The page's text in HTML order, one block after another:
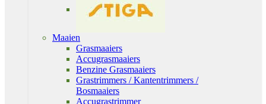
Maaien
Grasmaaiers
Accugrasmaaiers
Benzine Grasmaaiers
Grastrimmers / Kantentrimmers /
Bosmaaiers
Accugrastrimmer